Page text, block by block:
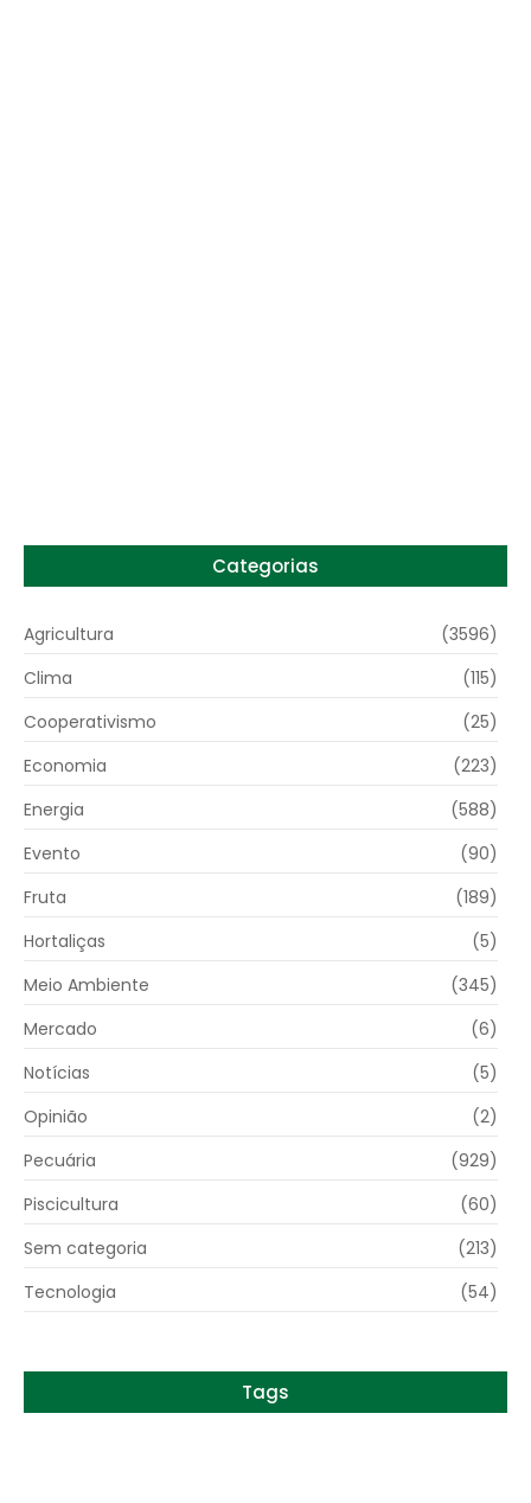
Categorias
Agricultura
(3596)
Clima
(115)
Cooperativismo
(25)
Economia
(223)
Energia
(588)
Evento
(90)
Fruta
(189)
Hortaliças
(5)
Meio Ambiente
(345)
Mercado
(6)
Notícias
(5)
Opinião
(2)
Pecuária
(929)
Piscicultura
(60)
Sem categoria
(213)
Tecnologia
(54)
Tags